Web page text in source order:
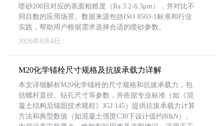
喷砂200目对应的表面粗糙度（Ra 3.2-6.3μm），并对比不
同目数的应用场景。数据来源包括ISO 8503-1标准和行业
实践，帮助用户根据需求选择合适的喷砂参数。
2026年8月4日
M20化学锚栓尺寸规格及抗拔承载力详解
本文详细解析M20化学锚栓的尺寸规格和抗拔承载力，包
括螺杆直径、钻孔尺寸等参数，并依据专业标准（如《混
凝土结构后锚固技术规程》JGJ 145）提供抗拔承载力计算
方法和典型数值（如混凝土强度C30下设计值约80kN）。